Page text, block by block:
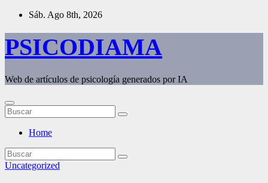
Saltar
contenido
Sáb. Ago 8th, 2026
PSICODIAMA
Web de artículos de psicología generados por IA
Home
Uncategorized